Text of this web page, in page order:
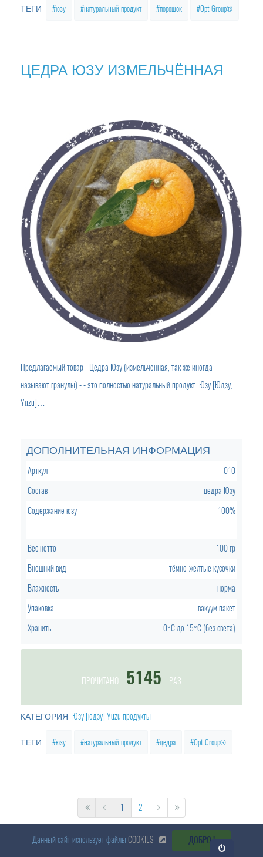
ТЕГИ юзу натуральный продукт порошок Opt Group®
ЦЕДРА ЮЗУ ИЗМЕЛЬЧЁННАЯ
Предлагаемый товар - Цедра Юзу (измельченная, так же иногда
называют гранулы) - - это полностью натуральный продукт. Юзу [Юдзу,
Yuzu]…
ДОПОЛНИТЕЛЬНАЯ ИНФОРМАЦИЯ
Арткул
010
Состав
цедра Юзу
Содержание юзу
100%
Вес нетто
100 гр
Внешний вид
тёмно-желтые кусочки
Влажность
норма
Упаковка
вакуум пакет
Хранить
0°C до 15°C (без света)
ПРОЧИТАНО 5145 РАЗ
КАТЕГОРИЯ Юзу [юдзу] Yuzu продукты
ТЕГИ юзу натуральный продукт цедра Opt Group®
1 2
Данный сайт использует файлы COOKIES ДОБРО !
Откр